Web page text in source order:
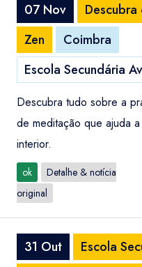
07 Nov
Zen
Coimbra
Escola Secundária
Descubra tudo sobre a
de meditação que ajuda
interior.
ok
Detalhe & notícia
original
31 Out
Escola